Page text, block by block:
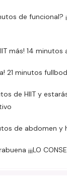
de funcional?
más! 14 minutos
21 minutos
de HIIT y
de abdomen y
¡¡¡LO